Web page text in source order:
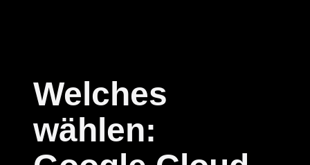
Welches
wählen: